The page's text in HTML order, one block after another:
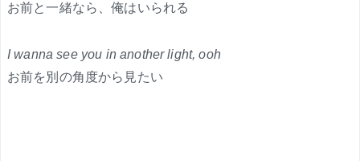
お前と一緒なら、俺はいられる
I wanna see you in another light, ooh
お前を別の角度から見たい